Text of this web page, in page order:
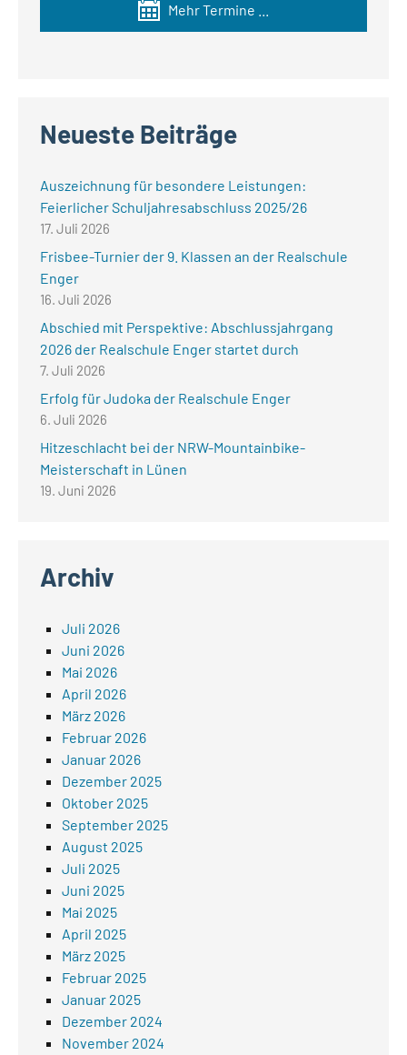
Mehr Termine ...
Neueste Beiträge
Auszeichnung für besondere Leistungen:
Feierlicher Schuljahresabschluss 2025/26
17. Juli 2026
Frisbee-Turnier der 9. Klassen an der Realschule
Enger
16. Juli 2026
Abschied mit Perspektive: Abschlussjahrgang
2026 der Realschule Enger startet durch
7. Juli 2026
Erfolg für Judoka der Realschule Enger
6. Juli 2026
Hitzeschlacht bei der NRW-Mountainbike-
Meisterschaft in Lünen
19. Juni 2026
Archiv
Juli 2026
Juni 2026
Mai 2026
April 2026
März 2026
Februar 2026
Januar 2026
Dezember 2025
Oktober 2025
September 2025
August 2025
Juli 2025
Juni 2025
Mai 2025
April 2025
März 2025
Februar 2025
Januar 2025
Dezember 2024
November 2024